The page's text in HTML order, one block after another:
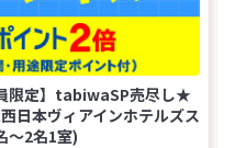
限定】tabiwaSP売尽し★
日本ヴィアインホテルズス
～2名1室)